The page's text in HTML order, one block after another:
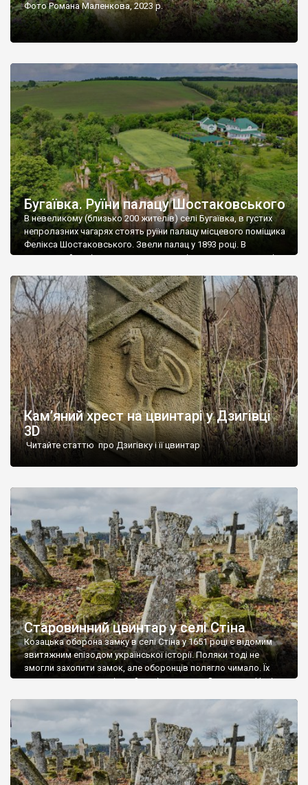
Фото Романа Маленкова, 2023 р.
Бугаївка. Руїни палацу Шостаковського
В невеликому (близько 200 жителів) селі Бугаївка, в густих
непролазних чагарях стоять руїни палацу місцевого поміщика
Фелікса Шостаковського. Звели палац у 1893 році. В
радянський період у ньому спочатку містилася школа, потім
століття тут розмістили туберкульозну лікарню. Коли із
палацу виїхала лікарня – ми точно не […]
Кам’яний хрест на цвинтарі у Дзигівці
3D
Читайте статтю про Дзигівку і її цвинтар
Старовинний цвинтар у селі Стіна
Козацька оборона замку в селі Стіна у 1651 році є відомим
звитяжним епізодом української історії. Поляки тоді не
змогли захопити замок, але оборонців полягло чимало. Їх
поховали на цвинтарі, який тоді називався Замковим. Нині на
ньому чимало хрестів 19 століття, є такі, де епітафії стер […]